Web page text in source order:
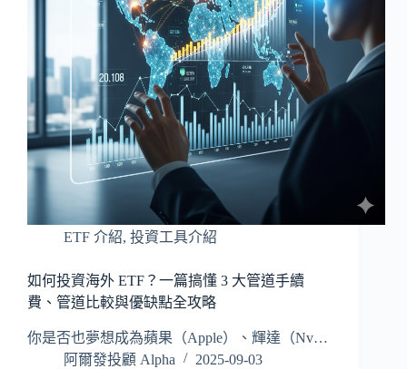
ETF 介紹, 投資工具介紹
如何投資海外 ETF？一篇搞懂 3 大管道手續
費、管道比較與優缺點全攻略
你是否也夢想成為蘋果（Apple）、輝達（Nv…
阿爾發投顧 Alpha
2025-09-03